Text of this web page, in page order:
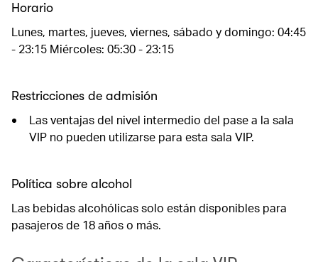
Horario
Lunes, martes, jueves, viernes, sábado y domingo: 04:45
- 23:15 Miércoles: 05:30 - 23:15
Restricciones de admisión
Las ventajas del nivel intermedio del pase a la sala
VIP no pueden utilizarse para esta sala VIP.
Política sobre alcohol
Las bebidas alcohólicas solo están disponibles para
pasajeros de 18 años o más.